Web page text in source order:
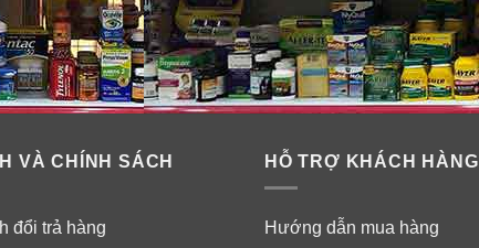
VÀ CHÍNH SÁCH
đổi trả hàng
HỖ TRỢ KHÁCH HÀNG
Hướng dẫn mua hàng